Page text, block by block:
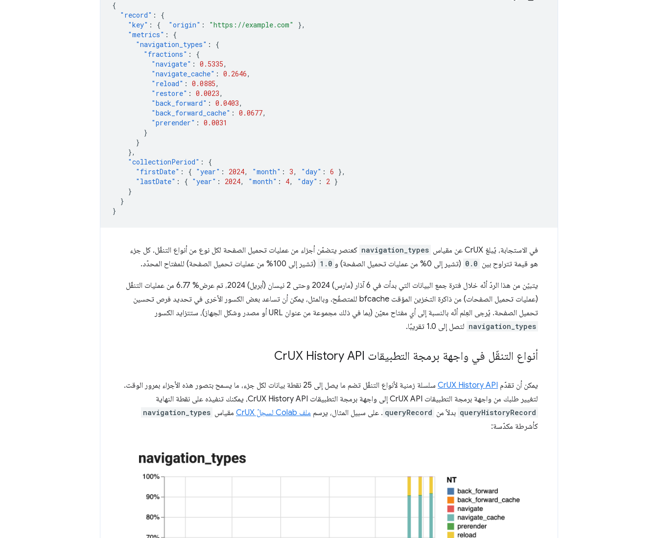
{
"record" :
{
"key" : { "origin" : "https://example.com"
},
"metrics" :
{
"navigation_types" :
{
"fractions" :
{
"navigate" : 0.5335,
"navigate_cache" : 0.2646,
"reload" : 0.0885,
"restore" : 0.0023,
"back_forward" : 0.0403,
"back_forward_cache" : 0.0677,
"prerender" : 0.0031
}
}
},
"collectionPeriod" :
{
"firstDate" : { "year" : 2024, "month" : 3, "day" : 6 },
"lastDate" : { "year" : 2024, "month" : 4, "day" : 2 }
}
}
}
في الاستجابة، يُبلغ CrUX عن مقياس navigation_types كعنصر يتضمّن أجزاء من عمليات تحميل الصفحة لكل نوع من أنواع التنقّل. كل جزء
هو قيمة تتراوح بين 0.0 (تشير إلى 0% من عمليات تحميل الصفحة) و 1.0 (تشير إلى 100% من عمليات تحميل الصفحة) للمفتاح المحدّد.
يتبيّن من هذا الردّ أنّه خلال فترة جمع البيانات التي بدأت في 6 آذار (مارس) 2024 وحتى 2 نيسان (أبريل) 2024، تم عرض% 6.77 من عمليات التنقّل
(عمليات تحميل الصفحات) من ذاكرة التخزين المؤقت bfcache للمتصفّح. وبالمثل، يمكن أن تساعد بعض الكسور الأخرى في تحديد فرص تحسين
تحميل الصفحة. يُرجى العِلم أنّه بالنسبة إلى أي مفتاح معيّن (بما في ذلك مجموعة من عنوان URL أو مصدر وشكل الجهاز)، ستتزايد الكسور
navigation_types لتصل إلى 1.0 تقريبًا.
أنواع التنقّل في واجهة برمجة التطبيقات Cr UX History API
يمكن أن تقدّم CrUX History API
سلسلة زمنية لأنواع التنقّل تضم ما يصل إلى 25 نقطة بيانات لكل جزء، ما يسمح بتصور هذه الأجزاء بمرور الوقت.
لتغيير طلبك من واجهة برمجة التطبيقات CrUX API إلى واجهة برمجة التطبيقات CrUX History API، يمكنك تنفيذه على نقطة النهاية
queryHistoryRecord بدلاً من queryRecord . على سبيل المثال، يرسم ملف Colab لسجلّ CrUX مقياس navigation_types
كأشرطة مكدّسة: